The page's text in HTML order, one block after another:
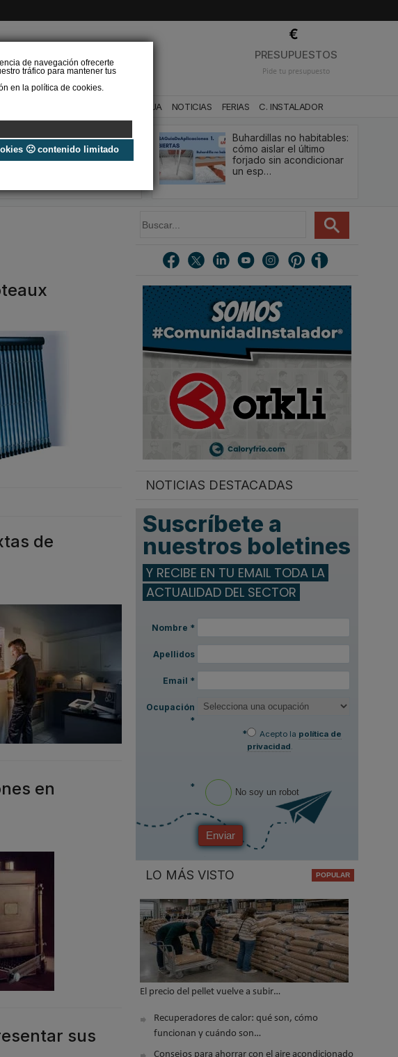
de navegación ofrecerte
tráfico para mantener tus
en la política de cookies.
🙁 contenido limitado
PRESUPUESTOS
Pide tu presupuesto
BAÑO Y AGUA NOTICIAS FERIAS C. INSTALADOR
Verifactu en
climatización: qué le va a
exigir la ley a tu
Buhardillas no habitables:
cómo aislar el último
forjado sin acondicionar
un esp…
de
en
sus
u
r
NOTICIAS DESTACADAS
Suscríbete a
nuestros boletines
Y RECIBE EN TU EMAIL TODA LA
ACTUALIDAD DEL SECTOR
Nombre *
Apellidos
Email *
Ocupación
*
*
Acepto la política de
privacidad.
* No soy un robot
Enviar
LO MÁS VISTO
El precio del pellet vuelve a subir…
Recuperadores de calor: qué son, cómo
funcionan y cuándo son…
Consejos para ahorrar con el aire acondicionado